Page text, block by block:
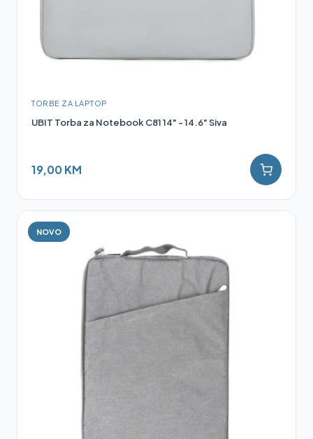
TORBE ZA LAPTOP
UBIT Torba za Notebook C81 14" - 14.6" Siva
19,00 KM
NOVO